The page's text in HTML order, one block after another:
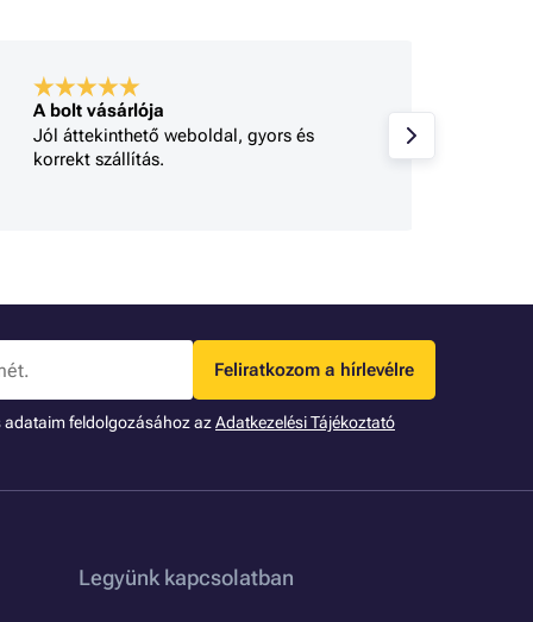
A bolt vásárlója
Jól áttekinthető weboldal, gyors és
korrekt szállítás.
Feliratkozom a hírlevélre
adataim feldolgozásához azAdatkezelési Tájékoztató
Legyünk kapcsolatban